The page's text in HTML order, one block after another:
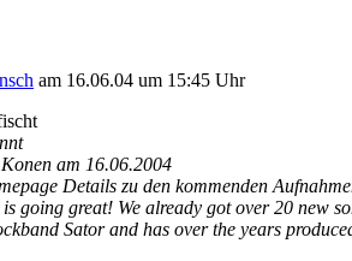
am 16.06.04 um 15:45 Uhr
am 16.06.2004
Details zu den kommenden
going great! We already got over 20 new
Sator and has over the years